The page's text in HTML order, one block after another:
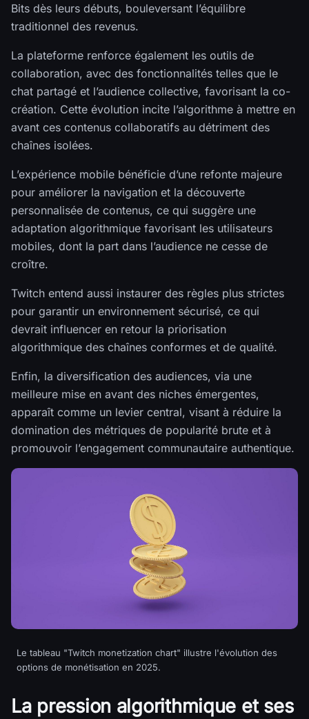
Bits dès leurs débuts, bouleversant l’équilibre
traditionnel des revenus.
La plateforme renforce également les outils de
collaboration, avec des fonctionnalités telles que le
chat partagé et l’audience collective, favorisant la co-
création. Cette évolution incite l’algorithme à mettre en
avant ces contenus collaboratifs au détriment des
chaînes isolées.
L’expérience mobile bénéficie d’une refonte majeure
pour améliorer la navigation et la découverte
personnalisée de contenus, ce qui suggère une
adaptation algorithmique favorisant les utilisateurs
mobiles, dont la part dans l’audience ne cesse de
croître.
Twitch entend aussi instaurer des règles plus strictes
pour garantir un environnement sécurisé, ce qui
devrait influencer en retour la priorisation
algorithmique des chaînes conformes et de qualité.
Enfin, la diversification des audiences, via une
meilleure mise en avant des niches émergentes,
apparaît comme un levier central, visant à réduire la
domination des métriques de popularité brute et à
promouvoir l’engagement communautaire authentique.
Le tableau "Twitch monetization chart" illustre l'évolution des
options de monétisation en 2025.
La pression algorithmique et ses